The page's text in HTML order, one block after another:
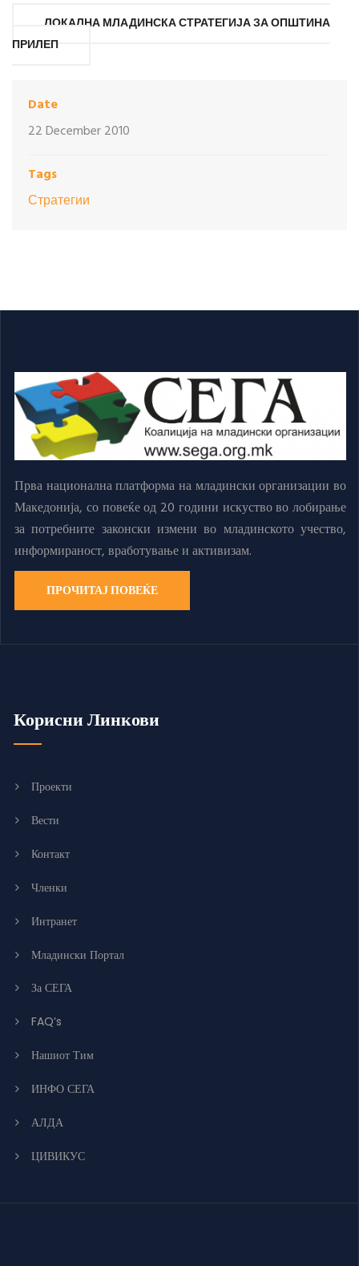
ЛОКАЛНА МЛАДИНСКА СТРАТЕГИЈА ЗА ОПШТИНА
ПРИЛЕП
Date
22 December 2010
Tags
Стратегии
Прва национална платформа на младински организации во
Македонија, со повеќе од 20 години искуство во лобирање
за потребните законски измени во младинското учество,
информираност, вработување и активизам.
ПРОЧИТАЈ ПОВЕЌЕ
Корисни Линкови
Проекти
Вести
Контакт
Членки
Интранет
Младински Портал
За СЕГА
FAQ’s
Нашиот Тим
ИНФО СЕГА
АЛДА
ЦИВИКУС